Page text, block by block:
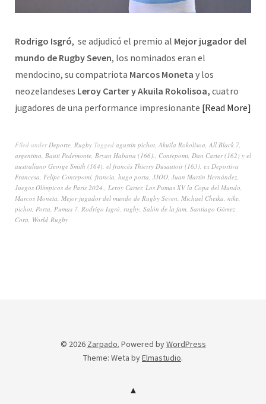
Rodrigo Isgró, se adjudicó el premio al Mejor jugador del
mundo de Rugby Seven, los nominados eran el
mendocino, su compatriota Marcos Moneta y los
neozelandeses Leroy Carter y Akuila Rokolisoa, cuatro
jugadores de una performance impresionante Read More
Filed underDeporte, Rugby Tagged agustin pichot, Akuila Rokolisoa, All Black 7,
argentina, Bauti Pedemonte, Bryan Habana (166)., Contepomi, Dan Carter (162) y el
australiano George Smith (164), el francés Thierry Dusautoir (163), ex Deportiva
Francesa, Felipe Contepomi, francia, hugo porta, JJOO, Juan Martín Hernández,
Juegos Olímpicos de Paris 2024., Leroy Carter, Los Pumas XV la Copa del Mundo,
Marcos Moneta, Mejor jugador del mundo de Rugby Seven, Michael Cheika, nike,
pichot, Porta, Pumas 7, Rodrigo Isgró, rugby, Salón de la fam, Santiago Gómez
Cora, World Rugby
© 2026 Zarpado. Powered byWordPress
Theme: Weta byElmastudio.